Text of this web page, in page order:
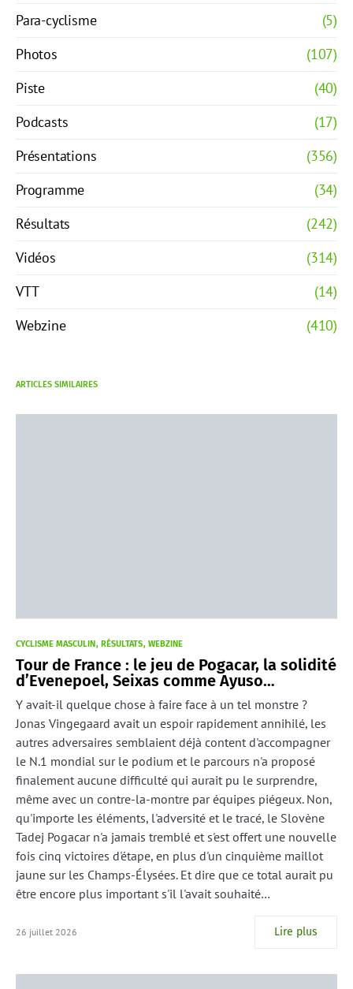
Para-cyclisme
(5)
Photos
(107)
Piste
(40)
Podcasts
(17)
Présentations
(356)
Programme
(34)
Résultats
(242)
Vidéos
(314)
VTT
(14)
Webzine
(410)
ARTICLES SIMILAIRES
CYCLISME MASCULIN RÉSULTATS WEBZINE
Tour de France : le jeu de Pogacar, la solidité
d’Evenepoel, Seixas comme Ayuso…
Y avait-il quelque chose à faire face à un tel monstre ?
Jonas Vingegaard avait un espoir rapidement annihilé, les
autres adversaires semblaient déjà content d'accompagner
le N.1 mondial sur le podium et le parcours n'a proposé
finalement aucune difficulté qui aurait pu le surprendre,
même avec un contre-la-montre par équipes piégeux. Non,
qu'importe les éléments, l'adversité et le tracé, le Slovène
Tadej Pogacar n'a jamais tremblé et s'est offert une nouvelle
fois cinq victoires d'étape, en plus d'un cinquième maillot
jaune sur les Champs-Élysées. Et dire que ce total aurait pu
être encore plus important s'il l'avait souhaité…
26 juillet 2026 Lire plus